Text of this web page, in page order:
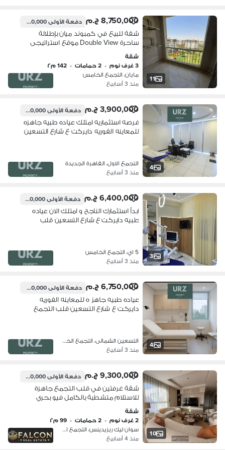
11
8,750,000 ج.م دفعة الأولى1,300,000 ج.م
شقة للبيع في كمبوند ميان بإطلالة
ساحرة Double View موقع استراتيجى
بجوار سوان ليك و الرحاب تاج سيتى دقايق
من ماونتن فيو هايد بارك و ستون بارك
شقة
3 غرف نوم
• 2 حمامات • 142 م٢
مايان، التجمع الخامس
منذ 3 أسابيع
4
3,900,000 ج.م دفعة الأولى400,000 ج.م
فرصه استثماريه امتلك عياده طبيه جاهزه
للمعاينه الفوريه دايركت ع شارع التسعين
التجمع الاول، القاهرة الجديدة
منذ 3 أسابيع
3
6,400,000 ج.م دفعة الأولى900,000 ج.م
ابدأ استثمارك الناجح و امتلك الان عياده
طبيه دايركت ع شارع التسعين قلب
5 اي، التجمع الخامس
منذ 3 أسابيع
4
6,750,000 ج.م دفعة الأولى850,000 ج.م
عياده طبيه جاهز ه للمعاينه الفوريه
دايركت ع شارع التسعين قلب التجمع
ديستركت 5
التسعين الشمالى، التجمع الخامس
منذ 3 أسابيع
10
9,300,000 ج.م دفعة الأولى930,000 ج.م
شقة غرفتين في قلب التجمع جاهزة
للاستلام متشطبة بالكامل فيو بحري
ماونتن فيو هايد بارك التجمع الخامس
القاهرة الجديدة
شقة
2 غرف نوم
• 2 حمامات • 99 م٢
سوان ليك ريزيدينس، التجمع الاول
منذ 4 أسابيع